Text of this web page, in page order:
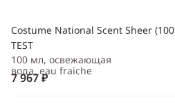
Costume National Scent Sheer
TEST
100 мл, освежающая
вода, eau fraiche
7 967 ₽